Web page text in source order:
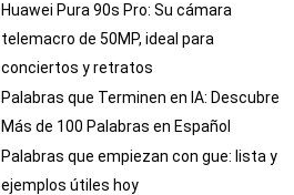
Huawei Pura 90s Pro: Su cámara
telemacro de 50MP, ideal para
conciertos y retratos
Palabras que Terminen en IA: Descubre
Más de 100 Palabras en Español
Palabras que empiezan con gue: lista y
ejemplos útiles hoy